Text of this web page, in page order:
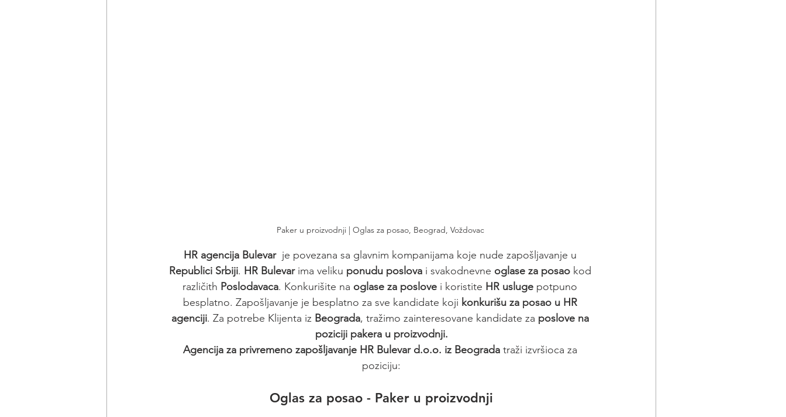
Paker u proizvodnji | Oglas za posao, Beograd, Voždovac
HR agencija Bulevar
  je povezana sa glavnim kompanijama koje nude zapošljavanje u
Republici Srbiji. HR Bulevar ima veliku ponudu poslova i svakodnevne oglase za posao kod
različith Poslodavaca. Konkurišite na oglase za poslove i koristite HR usluge potpuno
besplatno. Zapošljavanje je besplatno za sve kandidate koji konkurišu za posao u HR
agenciji. Za potrebe Klijenta iz Beograda, tražimo zainteresovane kandidate za poslove na
poziciji pakera u proizvodnji.
Agencija za privremeno zapošljavanje HR Bulevar d.o.o. iz Beograda traži izvršioca za
poziciju:
Oglas za posao - Paker u proizvodnji